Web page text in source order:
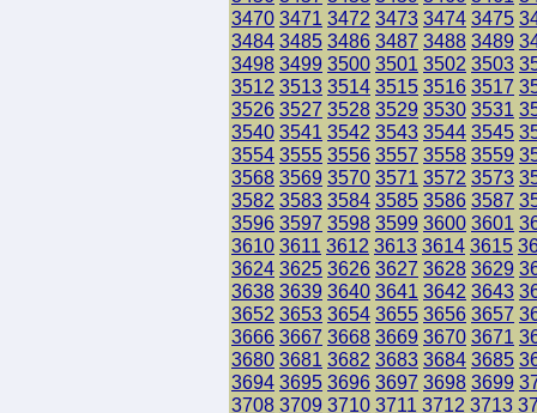
3470 3471 3472 3473 3474 3475
3484 3485 3486 3487 3488 3489
3498 3499 3500 3501 3502 3503
3512 3513 3514 3515 3516 3517
3526 3527 3528 3529 3530 3531
3540 3541 3542 3543 3544 3545
3554 3555 3556 3557 3558 3559
3568 3569 3570 3571 3572 3573
3582 3583 3584 3585 3586 3587
3596 3597 3598 3599 3600 3601
3610 3611 3612 3613 3614 3615
3624 3625 3626 3627 3628 3629
3638 3639 3640 3641 3642 3643
3652 3653 3654 3655 3656 3657
3666 3667 3668 3669 3670 3671
3680 3681 3682 3683 3684 3685
3694 3695 3696 3697 3698 3699
3708 3709 3710 3711 3712 3713